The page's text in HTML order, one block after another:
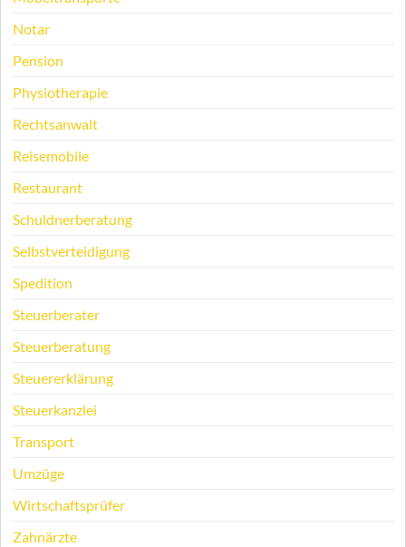
Notar
Pension
Physiotherapie
Rechtsanwalt
Reisemobile
Restaurant
Schuldnerberatung
Selbstverteidigung
Spedition
Steuerberater
Steuerberatung
Steuererklärung
Steuerkanzlei
Transport
Umzüge
Wirtschaftsprüfer
Zahnärzte